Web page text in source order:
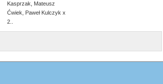
Kasprzak, Mateusz
Ćwiek, Paweł Kulczyk x
2..